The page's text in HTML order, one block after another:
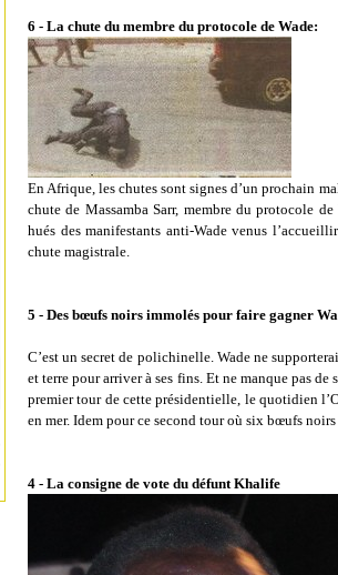
6 - La chute du membre du protocole de Wade:
En Afrique, les chutes sont signes d’un prochain
chute de Massamba Sarr, membre du protocole
hués des manifestants anti-Wade venus
chute magistrale.
5 - Des bœufs noirs immolés pour faire gagner
C’est un secret de polichinelle. Wade ne
et terre pour arriver à ses fins. Et ne manque pas
premier tour de cette présidentielle, le quotidien
en mer. Idem pour ce second tour où six bœufs
4 - La consigne de vote du défunt Khalife